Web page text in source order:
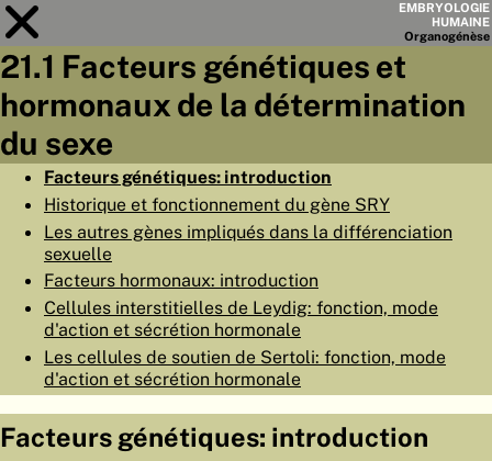
EMBRYOLOGIE
HUMAINE
Organogénèse
Module21
RÉSUMÉ
ACCUEIL
EMBRYOGÉNÈSE
21.1 Facteurs génétiques et
hormonaux de la détermination
du sexe
Facteurs génétiques: introduction
Historique et fonctionnement du gène SRY
Les autres gènes impliqués dans la différenciation
sexuelle
Facteurs hormonaux: introduction
Cellules interstitielles de Leydig: fonction, mode
d'action et sécrétion hormonale
Les cellules de soutien de Sertoli: fonction, mode
d'action et sécrétion hormonale
Facteurs génétiques: introduction